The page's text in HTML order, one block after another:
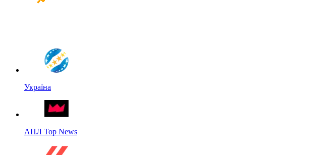
Україна
АПЛ Top News